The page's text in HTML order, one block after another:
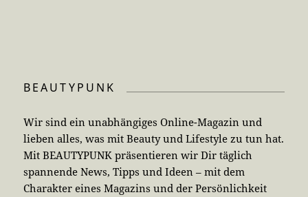
BEAUTYPUNK
Wir sind ein unabhängiges Online-Magazin und
lieben alles, was mit Beauty und Lifestyle zu tun hat.
Mit BEAUTYPUNK präsentieren wir Dir täglich
spannende News, Tipps und Ideen – mit dem
Charakter eines Magazins und der Persönlichkeit